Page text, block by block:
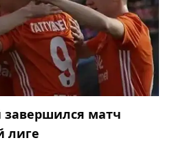
завершился матч
лиге